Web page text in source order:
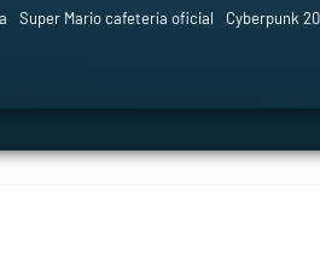
Super Mario cafetería oficial Cyberpunk